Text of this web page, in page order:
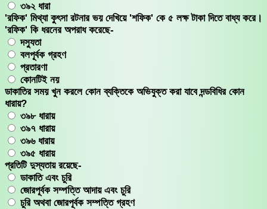
৩৯২ ধারা
'রফিক' মিথ্যা কুৎসা রটনার ভয় দেখিয়ে 'শফিক' কে ৫ লক্ষ টাকা দিতে বাধ্য করে।
'রফিক' কি ধরনের অপরাধ করেছে-
দস্যুতা
বলপূর্বক গ্রহণ
প্রতারণা
কোনটিই নয়
ডাকাতির সময় খুন করলে কোন ব্যক্তিকে অভিযুক্ত করা যাবে দন্ডবিধির কোন
ধারায়?
৩৯৮ ধারায়
৩৯৭ ধারায়
৩৯৬ ধারায়
৩৯৫ ধারায়
প্রতিটি দুস্যতায় রয়েছে-
ডাকাতি এবং চুরি
জোরপূর্বক সম্পত্তি আদায় এবং চুরি
চুরি অথবা জোরপূর্বক সম্পত্তি গ্রহণ